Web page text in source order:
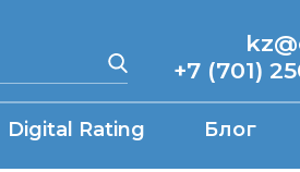
+7 (701)
Digital Rating Блог